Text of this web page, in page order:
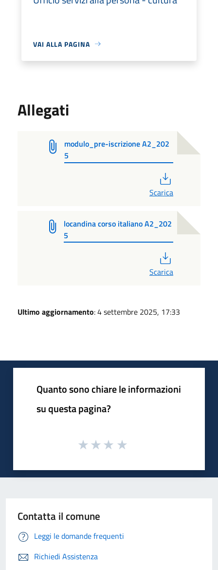
VAI ALLA PAGINA
Allegati
modulo_pre-iscrizione A2_202
5
Scarica
locandina corso italiano A2_202
5
Scarica
Ultimo aggiornamento: 4 settembre 2025, 17:33
Quanto sono chiare le informazioni
su questa pagina?
Contatta il comune
Leggi le domande frequenti
Richiedi Assistenza